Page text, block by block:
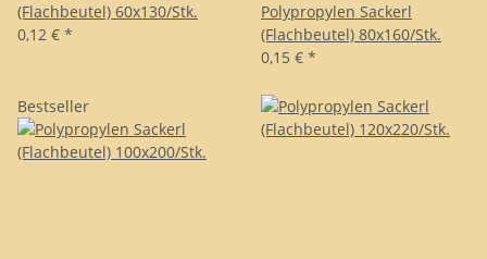
(Flachbeutel) 60x130/Stk.
0,12 € *
Polypropylen Sackerl
(Flachbeutel) 80x160/Stk.
0,15 € *
Bestseller